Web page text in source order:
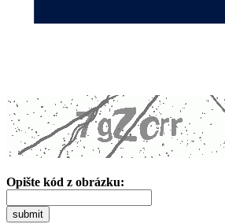
Opište kód z obrázku:
submit